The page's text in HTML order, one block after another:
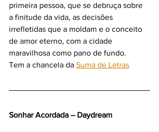
primeira pessoa, que se debruça sobre
a finitude da vida, as decisões
irrefletidas que a moldam e o conceito
de amor eterno, com a cidade
maravilhosa como pano de fundo.
Tem a chancela da Suma de Letras
Sonhar Acordada – Daydream